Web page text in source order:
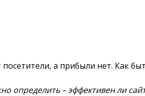
а прибыли нет. Как
определить – эффективен ли